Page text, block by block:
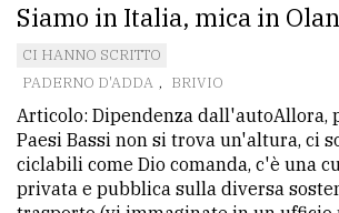
PRIVACY
Privacy
policy
Siamo in Italia, mica in
CI HANNO SCRITTO
PADERNO D'ADDA , BRIVIO
Articolo: Dipendenza dall'autoAllora,
Paesi Bassi non si trova un'altura, ci
ciclabili come Dio comanda, c'è una
privata e pubblica sulla diversa